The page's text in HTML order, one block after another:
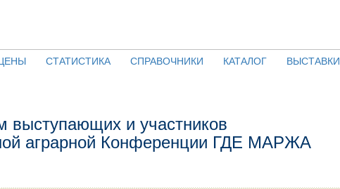
СТАТИСТИКА СПРАВОЧНИКИ КАТАЛОГ ВЫСТАВКИ
выступающих и участников
аграрной Конференции ГДЕ МАРЖА